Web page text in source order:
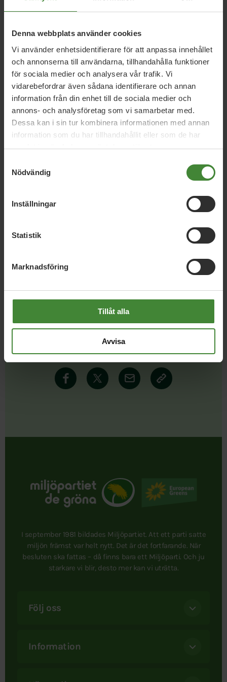
Denna webbplats använder cookies
Vi använder enhetsidentifierare för att anpassa innehållet
och annonserna till användarna, tillhandahålla funktioner
för sociala medier och analysera vår trafik. Vi
vidarebefordrar även sådana identifierare och annan
information från din enhet till de sociala medier och
annons- och analysföretag som vi samarbetar med.
Dessa kan i sin tur kombinera informationen med annan
information som du har tillhandahållit eller som de har
samlat in när du har använt deras tjänster.
Nödvändig
Inställningar
Statistik
Marknadsföring
Tillåt alla
Avvisa
26 juni 2026
Daniel Helldéns Almedalstal
18 maj 2026
MP presenterar industripaket för hållbar
konkurrenskraft
MP: Sverige vinner på grön politik –
Dela denna sida och hjälp oss
sprida vårt budskap
I september 1981 bildades Miljöpartiet. Att ett parti satte
miljön främst var helt nytt. Det är det fortfarande. När
besluten ska fattas – då finns bara ett Miljöparti. Och ju
starkare vi blir, desto mer kan vi uträtta.
Följ oss
Information